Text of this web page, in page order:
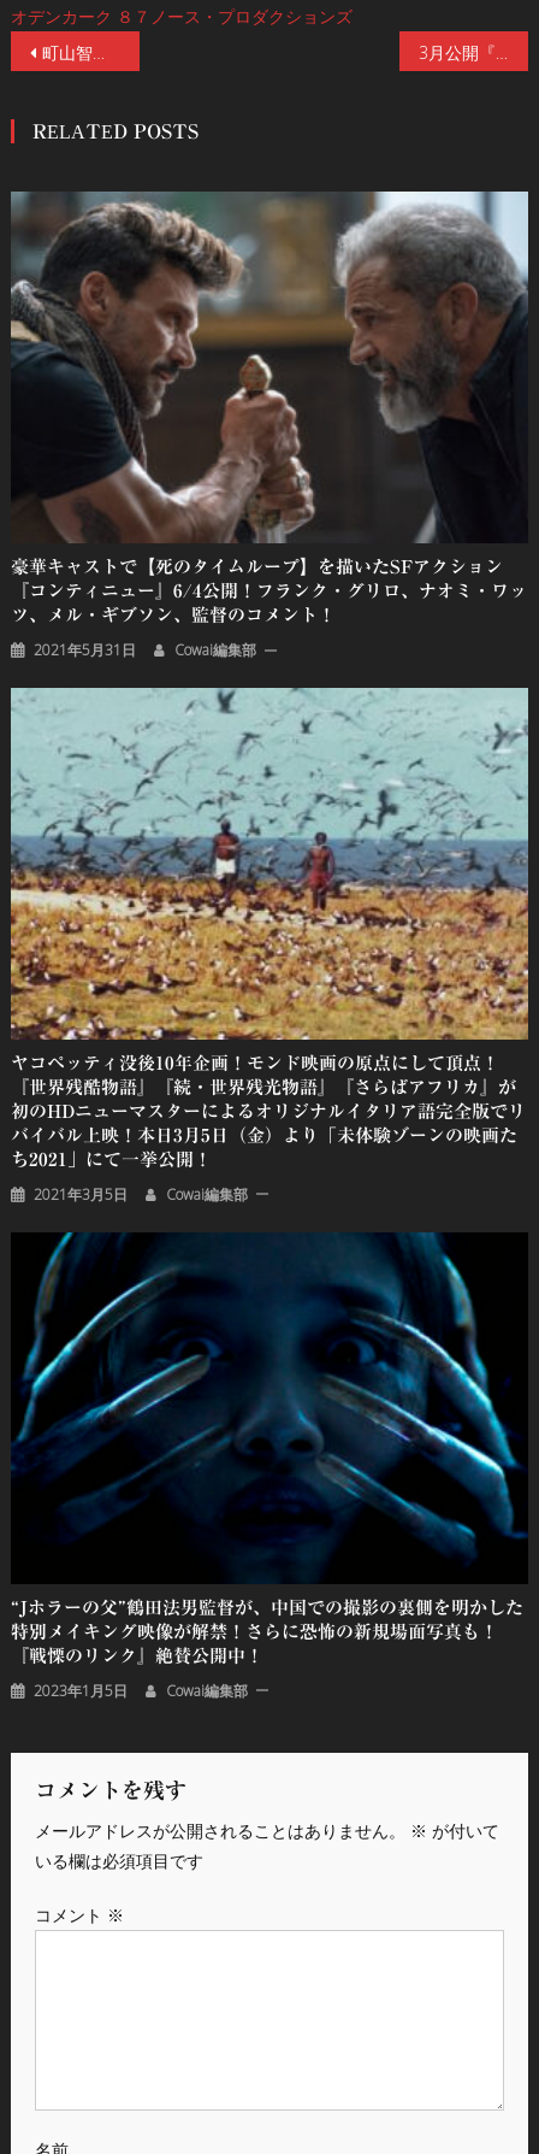
オデンカーク ８７ノース・プロダクションズ
投
ナ
ビ
ゲ
ー
シ
町山智浩ら絶賛コメント到着！「本当にどうかしている映画です！」タイアップも決定！カルト作『殺しを呼ぶ卵』【最長版】12/2(金)日本初公開！ 3月公開『シン・仮面ライダー』シン・ティザーポスター３種類完成！３日連続解禁・第１弾は『孤高』。 浜辺美波が演じる緑川ルリ子が登場。
RELATED POSTS
豪華キャストで【死のタイムループ】を描いたSFアクション
『コンティニュー』6/4公開！フランク・グリロ、ナオミ・ワッ
ツ、メル・ギブソン、監督のコメント！
2021年5月31日 Cowai編集部
ヤコペッティ没後10年企画！モンド映画の原点にして頂点！
『世界残酷物語』『続・世界残光物語』『さらばアフリカ』が
初のHDニューマスターによるオリジナルイタリア語完全版でリ
バイバル上映！本日3月5日（金）より「未体験ゾーンの映画た
ち2021」にて一挙公開！
2021年3月5日 Cowai編集部
“Jホラーの父”鶴田法男監督が、中国での撮影の裏側を明かした
特別メイキング映像が解禁！さらに恐怖の新規場面写真も！
『戦慄のリンク』絶賛公開中！
2023年1月5日 Cowai編集部
コメントを残す
メールアドレスが公開されることはありません。 ※ が付いて
いる欄は必須項目です
コメント ※
名前